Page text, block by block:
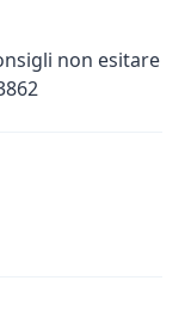
non esitare